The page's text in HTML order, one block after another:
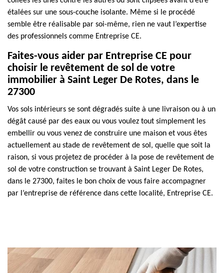
étalées sur une sous-couche isolante. Même si le procédé
semble être réalisable par soi-même, rien ne vaut l’expertise
des professionnels comme Entreprise CE.
Faites-vous aider par Entreprise CE pour
choisir le revêtement de sol de votre
immobilier à Saint Leger De Rotes, dans le
27300
Vos sols intérieurs se sont dégradés suite à une livraison ou à un
dégât causé par des eaux ou vous voulez tout simplement les
embellir ou vous venez de construire une maison et vous êtes
actuellement au stade de revêtement de sol, quelle que soit la
raison, si vous projetez de procéder à la pose de revêtement de
sol de votre construction se trouvant à Saint Leger De Rotes,
dans le 27300, faites le bon choix de vous faire accompagner
par l’entreprise de référence dans cette localité, Entreprise CE.